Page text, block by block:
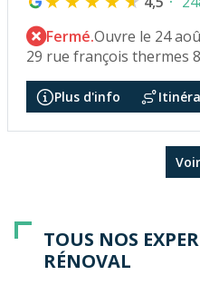
Fermé.Ouvre le 24
29 rue françois thermes
Plus d'info
TOUS NOS
RÉNOVAL